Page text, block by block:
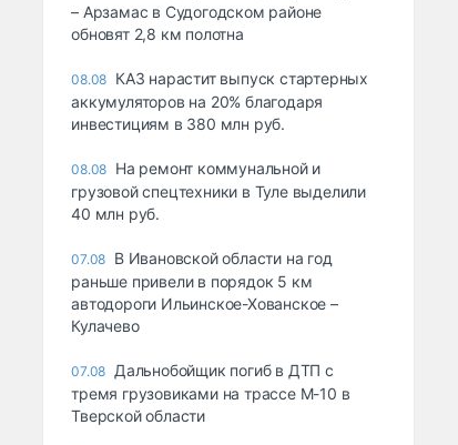
– Арзамас в Судогодском районе
обновят 2,8 км полотна
08.08 КАЗ нарастит выпуск стартерных
аккумуляторов на 20% благодаря
инвестициям в 380 млн руб.
08.08 На ремонт коммунальной и
грузовой спецтехники в Туле выделили
40 млн руб.
07.08 В Ивановской области на год
раньше привели в порядок 5 км
автодороги Ильинское-Хованское –
Кулачево
07.08 Дальнобойщик погиб в ДТП с
тремя грузовиками на трассе М-10 в
Тверской области